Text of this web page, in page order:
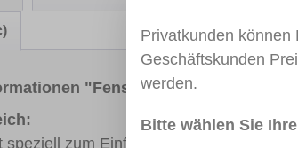
"Fenster-Fix PREMIUM -
speziell zum Einfärben von
Privatkunden können
Geschäftskunden
werden.
Bitte wählen Sie